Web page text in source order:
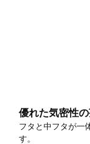
優れた気密性
フタと中フタが一
す。